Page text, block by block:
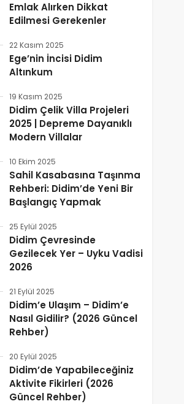
Emlak Alırken Dikkat
Edilmesi Gerekenler
Ege’nin İncisi Didim
Altınkum
22 Kasım 2025
Didim Çelik Villa Projeleri
2025 | Depreme Dayanıklı
Modern Villalar
19 Kasım 2025
Sahil Kasabasına Taşınma
Rehberi: Didim’de Yeni Bir
Başlangıç Yapmak
10 Ekim 2025
Didim Çevresinde
Gezilecek Yer – Uyku Vadisi
2026
25 Eylül 2025
Didim’e Ulaşım – Didim’e
Nasıl Gidilir? (2026 Güncel
Rehber)
21 Eylül 2025
Didim’de Yapabileceğiniz
Aktivite Fikirleri (2026
Güncel Rehber)
20 Eylül 2025